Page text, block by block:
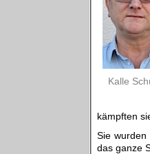
Kalle
kämpften
Sie
das ganze